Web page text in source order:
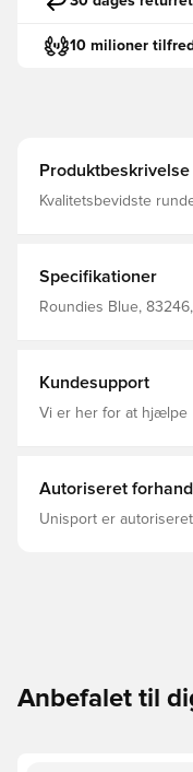
10 milioner
Produktbeskrivelse
Kvalitetsbevidste
Specifikationer
Roundies Blue,
Kundesupport
Vi er her for at hjælpe
Autoriseret
Unisport er
Anbefalet til